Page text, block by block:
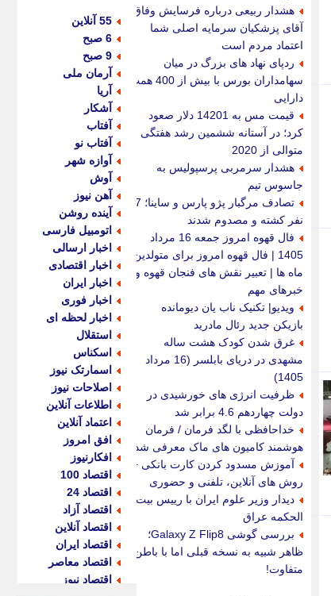
هشدار ربیعی درباره فرسایش وفاق؛
آقای پزشکیان سرمایه اصلی شما
اعتماد مردم است
ردپای نهاد های بزرگ در میان
سهامداران بورس با بیش از 400 همت
دارایی
قیمت مس به 14201 دلار صعود
کرد؛ در آستانه ششمین رشد هفتگی
متوالی از 2020
هشدار سرمربی پرسپولیس به
جاسوس تیم
تصادف مرگبار پژو پارس و ساینا؛ 7
نفر کشته و مصدوم شدند
فال قهوه امروز جمعه 16 مرداد
1405 | فال قهوه امروز برای متولدین
ماه ها | تعبیر نقش های فنجان قهوه و
خبرهای مهم
ویدیو| تکنیک ناب یان دیومانده
بازیکن جدید رئال مادرید
غرق شدن کودک هشت ساله
مشهدی در دریای بابلسر (16 مرداد
1405)
ظرفیت انرژی های خورشیدی در
دولت چهاردهم 4.6 برابر شد
خداحافظی با لگد فرمان / فرمان
هوشمند کامیون های ماک معرفی شد
آموزش مسدود کردن کارت بانکی +
روش های آنلاین، تلفنی و حضوری
دیدار وزیر علوم ایران با رییس بیت
الحکمه عراق
بررسی گوشی Galaxy Z Flip8؛
ظاهر شبیه به نسخه قبلی اما با باطن
متفاوت!
55 آنلاین
6 صبح
9 صبح
آرمان ملی
آریا
آشکار
آفتاب
آفتاب نو
آوازه شهر
آوش
آهن نیوز
آینده روشن
اتومبیل فارسی
اخبار ارسالی
اخبار اقتصادی
اخبار ایران
اخبار فوری
اخبار لحظه ای
استقلال
اسکناس
اسمارتک نیوز
اصلاحات نیوز
اطلاعات آنلاین
اعتماد آنلاین
افق امروز
افکارنیوز
اقتصاد 100
اقتصاد 24
اقتصاد آزاد
اقتصاد آنلاین
اقتصاد ایران
اقتصاد معاصر
اقتصاد نیوز